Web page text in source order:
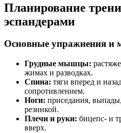
Планирование
эспандерами
Основные упражнения
Грудные мышцы:
жимах и разводках.
Спина: тяги вперед и
сопротивлением.
Ноги: приседания,
резинкой.
Плечи и руки: бицепс- и
вверх.